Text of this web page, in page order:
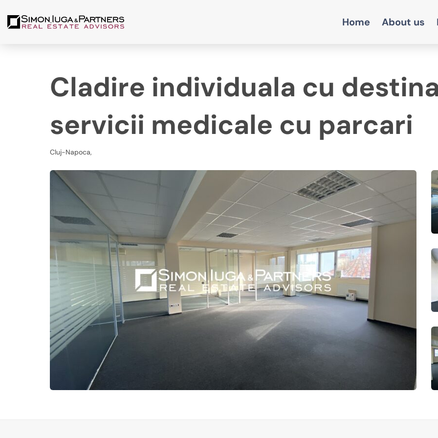
Home About us
Cladire individuala cu
servicii medicale cu parcari
Cluj-Napoca,